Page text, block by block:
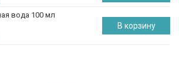
вода 100 мл
В корзину